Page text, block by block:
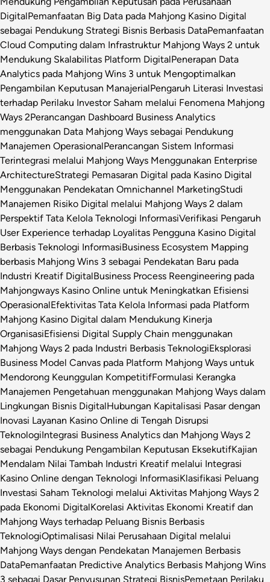
DigitalPemanfaatan Big Data pada Mahjong Kasino Digital
sebagai Pendukung Strategi Bisnis Berbasis DataPemanfaatan
Cloud Computing dalam Infrastruktur Mahjong Ways 2 untuk
Mendukung Skalabilitas Platform DigitalPenerapan Data
Analytics pada Mahjong Wins 3 untuk Mengoptimalkan
Pengambilan Keputusan ManajerialPengaruh Literasi Investasi
terhadap Perilaku Investor Saham melalui Fenomena Mahjong
Ways 2Perancangan Dashboard Business Analytics
menggunakan Data Mahjong Ways sebagai Pendukung
Manajemen OperasionalPerancangan Sistem Informasi
Terintegrasi melalui Mahjong Ways Menggunakan Enterprise
ArchitectureStrategi Pemasaran Digital pada Kasino Digital
Menggunakan Pendekatan Omnichannel MarketingStudi
Manajemen Risiko Digital melalui Mahjong Ways 2 dalam
Perspektif Tata Kelola Teknologi InformasiVerifikasi Pengaruh
User Experience terhadap Loyalitas Pengguna Kasino Digital
Berbasis Teknologi InformasiBusiness Ecosystem Mapping
berbasis Mahjong Wins 3 sebagai Pendekatan Baru pada
Industri Kreatif DigitalBusiness Process Reengineering pada
Mahjongways Kasino Online untuk Meningkatkan Efisiensi
OperasionalEfektivitas Tata Kelola Informasi pada Platform
Mahjong Kasino Digital dalam Mendukung Kinerja
OrganisasiEfisiensi Digital Supply Chain menggunakan
Mahjong Ways 2 pada Industri Berbasis TeknologiEksplorasi
Business Model Canvas pada Platform Mahjong Ways untuk
Mendorong Keunggulan KompetitifFormulasi Kerangka
Manajemen Pengetahuan menggunakan Mahjong Ways dalam
Lingkungan Bisnis DigitalHubungan Kapitalisasi Pasar dengan
Inovasi Layanan Kasino Online di Tengah Disrupsi
TeknologiIntegrasi Business Analytics dan Mahjong Ways 2
sebagai Pendukung Pengambilan Keputusan EksekutifKajian
Mendalam Nilai Tambah Industri Kreatif melalui Integrasi
Kasino Online dengan Teknologi InformasiKlasifikasi Peluang
Investasi Saham Teknologi melalui Aktivitas Mahjong Ways 2
pada Ekonomi DigitalKorelasi Aktivitas Ekonomi Kreatif dan
Mahjong Ways terhadap Peluang Bisnis Berbasis
TeknologiOptimalisasi Nilai Perusahaan Digital melalui
Mahjong Ways dengan Pendekatan Manajemen Berbasis
DataPemanfaatan Predictive Analytics Berbasis Mahjong Wins
3 sebagai Dasar Penyusunan Strategi BisnisPemetaan Perilaku